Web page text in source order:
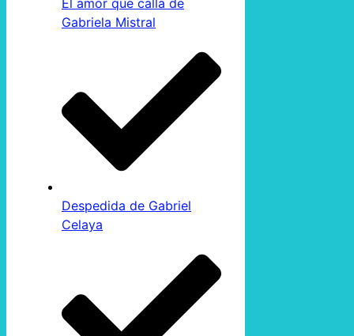
Gabriela Mistral
Despedida de Gabriel
Celaya